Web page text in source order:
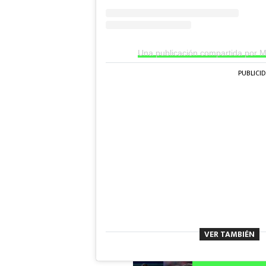
Una publicación compartida por
VER TAMBIÉN